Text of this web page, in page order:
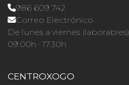
986 609 742
Correo Electrónico
De lunes a viernes (laborables)
09.00h · 17.30h
CENTROXOGO